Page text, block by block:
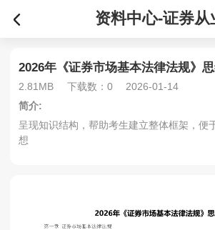
资料中心-证券从
2026年《证券市场基本法律法规》
2.81MB 下载数：0
2026-01-14
简介:
呈现知识结构，帮助考生建立整体框架，便
想